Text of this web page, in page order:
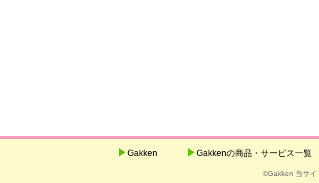
Gakken Gakkenの商品・サービス一覧
©Gakken 当サイ